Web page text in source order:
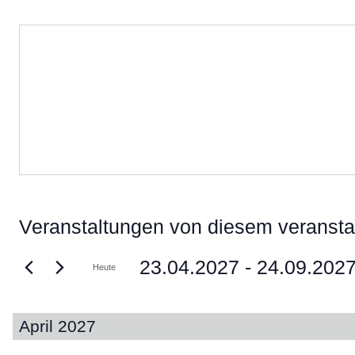
Veranstaltungen von diesem
Heute 23.04.2027 - 24.09.2027
wählen.
April 2027